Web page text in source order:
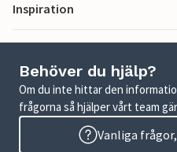
Inspiration
Behöver du hjälp?
Om du inte hittar den
frågorna så hjälper vårt team
Vanliga